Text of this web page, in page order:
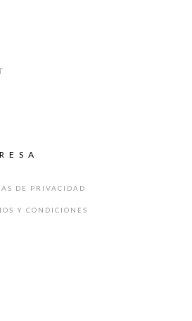
DE PRIVACIDAD
Y CONDICIONES